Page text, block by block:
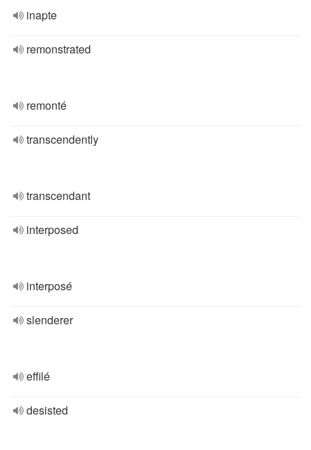
inapte
remonstrated
remonté
transcendently
transcendant
interposed
interposé
slenderer
effilé
desisted